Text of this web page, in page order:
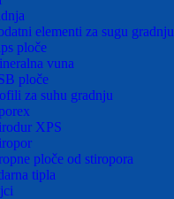
elementi za sugu gradnju
ploče
vuna
ploče
za suhu gradnju
XPS
ploče od stiropora
tipla